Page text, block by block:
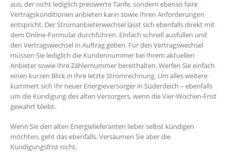
aus, der nicht lediglich preiswerte Tarife, sondern ebenso faire
Vertragskonditionen anbieten kann sowie Ihren Anforderungen
entspricht. Der Stromanbieterwechsel lässt sich ebenfalls direkt mit
dem Online-Formular durchführen. Einfach schnell ausfüllen und
den Vertragswechsel in Auftrag geben. Für den Vertragswechsel
müssen Sie lediglich die Kundennummer bei Ihrem aktuellen
Anbieter sowie Ihre Zählernummer bereithalten. Werfen Sie einfach
einen kurzen Blick in Ihre letzte Stromrechnung. Um alles weitere
kümmert sich Ihr neuer Energieversorger in Süderdeich – ebenfalls
um die Kündigung des alten Versorgers, wenn die Vier-Wochen-Frist
gewahrt bleibt.
Wenn Sie den alten Energielieferanten lieber selbst kündigen
möchten, geht das ebenfalls. Versäumen Sie aber die
Kündigungsfrist nicht.